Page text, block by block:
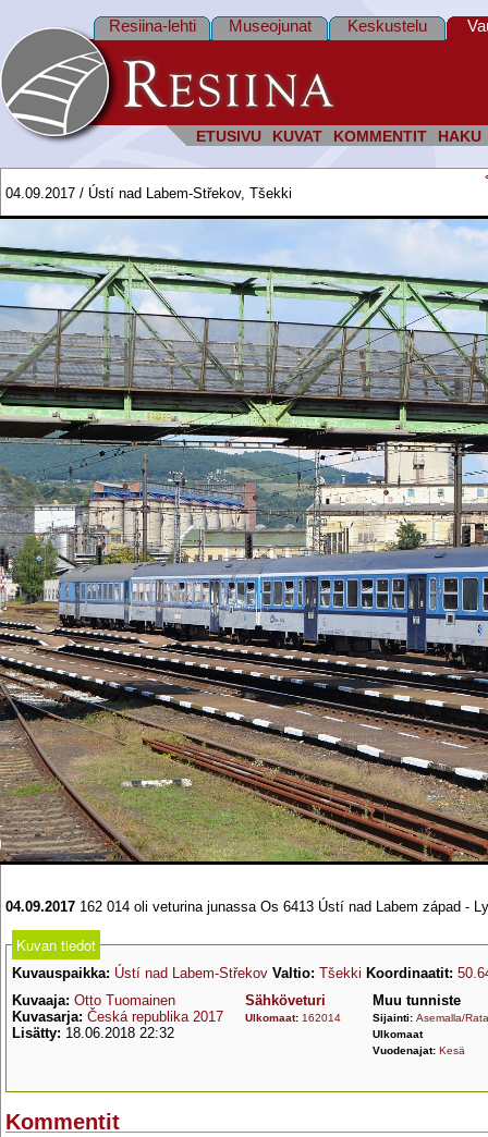
ETUSIVU KUVAT KOMMENTIT HAKU
Resiina-lehti Museojunat Keskustelu
04.09.2017 / Ústí nad Labem-Střekov, Tšekki
04.09.2017 162 014 oli veturina junassa Os 6413 Ústí nad Labem západ -
Kuvan tiedot
Kuvauspaikka: Ústí nad Labem-Střekov Valtio: Tšekki Koordinaatit:
Kuvaaja: Otto Tuomainen
Kuvasarja: Česká republika 2017
Lisätty: 18.06.2018 22:32
Sähköveturi
Ulkomaat: 162014
Muu tunniste
Sijainti: Asemalla/
Ulkomaat
Vuodenajat: Kesä
Kommentit